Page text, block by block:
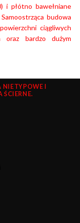
i płótno bawełniane
budowa
ciągliwych
oraz bardzo dużym
I